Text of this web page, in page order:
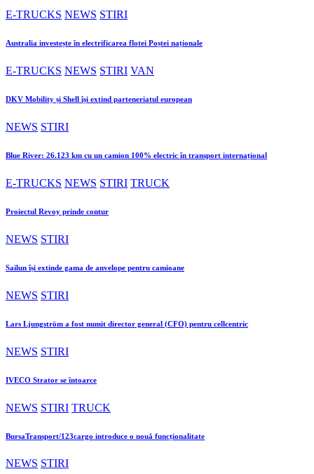
E-TRUCKS NEWS STIRI
Australia investește în electrificarea flotei Poștei naționale
E-TRUCKS NEWS STIRI VAN
DKV Mobility și Shell își extind parteneriatul european
NEWS STIRI
Blue River: 26.123 km cu un camion 100% electric în transport internațional
E-TRUCKS NEWS STIRI TRUCK
Proiectul Revoy prinde contur
NEWS STIRI
Sailun își extinde gama de anvelope pentru camioane
NEWS STIRI
Lars Ljungström a fost numit director general (CFO) pentru cellcentric
NEWS STIRI
IVECO Strator se întoarce
NEWS STIRI TRUCK
BursaTransport/123cargo introduce o nouă funcționalitate
NEWS STIRI